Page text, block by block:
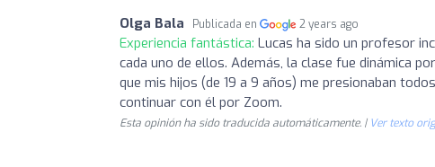
Olga Bala Publicada en 2 years ago
Experiencia fantástica: Lucas ha sido un profesor
cada uno de ellos. Además, la clase fue dinámica
que mis hijos (de 19 a 9 años) me presionaban
continuar con él por Zoom.
Esta opinión ha sido traducida automáticamente. | Ver texto